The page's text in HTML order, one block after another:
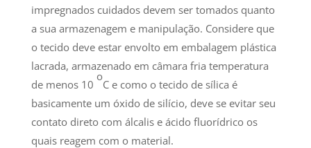
impregnados cuidados devem ser tomados quanto
a sua armazenagem e manipulação. Considere que
o tecido deve estar envolto em embalagem plástica
lacrada, armazenado em câmara fria temperatura
de menos 10
o
C e como o tecido de sílica é
basicamente um óxido de silício, deve se evitar seu
contato direto com álcalis e ácido fluorídrico os
quais reagem com o material.